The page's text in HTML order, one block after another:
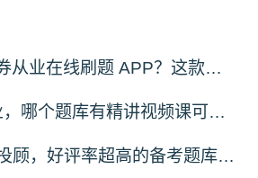
找不到靠谱证券从业在线刷题 APP？这款备考工具解决真题不全难题！
26 年证券从业，哪个题库有精讲视频课可以学？
备考证券从业投顾，好评率超高的备考题库，你是否在用？